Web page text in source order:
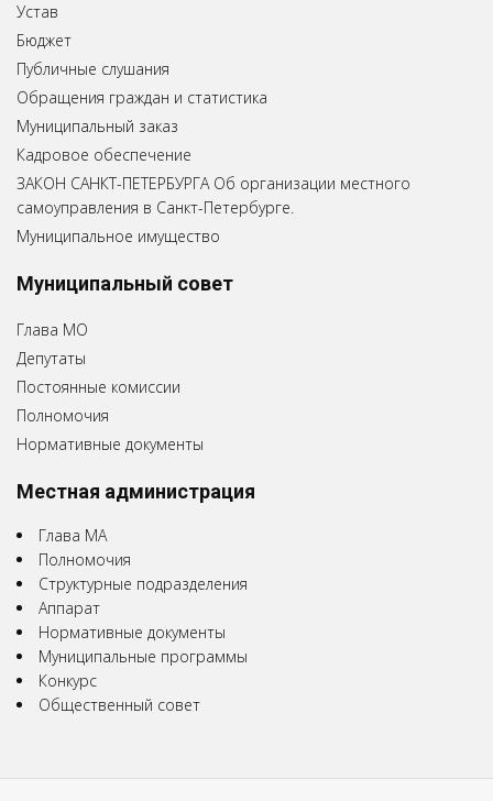
Устав
Бюджет
Публичные слушания
Обращения граждан и статистика
Муниципальный заказ
Кадровое обеспечение
ЗАКОН САНКТ-ПЕТЕРБУРГА Об организации местного
самоуправления в Санкт-Петербурге.
Муниципальное имущество
Муниципальный совет
Глава МО
Депутаты
Постоянные комиссии
Полномочия
Нормативные документы
Местная администрация
Глава МА
Полномочия
Структурные подразделения
Аппарат
Нормативные документы
Муниципальные программы
Конкурс
Общественный совет